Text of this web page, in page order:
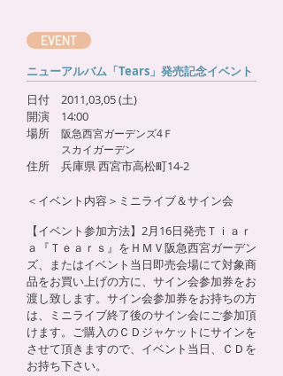
EVENT
ニューアルバム「Tears」発売記念イベント
日付 2011,03,05 (土)
開演 14:00
場所 阪急西宮ガーデンズ4Ｆ
スカイガーデン
住所 兵庫県 西宮市高松町14-2
＜イベント内容＞ミニライブ＆サイン会
【イベント参加方法】2月16日発売Ｔｉａｒ
ａ『Ｔｅａｒｓ』をＨＭＶ阪急西宮ガーデン
ズ、またはイベント当日即売会場にて対象商
品をお買い上げの方に、サイン会参加券をお
渡し致します。サイン会参加券をお持ちの方
は、ミニライブ終了後のサイン会にご参加頂
けます。ご購入のＣＤジャケットにサインを
させて頂きますので、イベント当日、ＣＤを
お持ち下さい。